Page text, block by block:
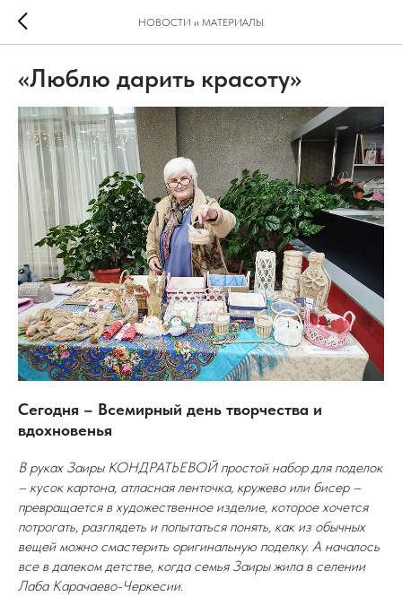
НОВОСТИ и МАТЕРИАЛЫ
«Люблю дарить красоту»
Сегодня – Всемирный день творчества и
вдохновенья
В руках Заиры КОНДРАТЬЕВОЙ простой набор для поделок
– кусок картона, атласная ленточка, кружево или бисер –
превращается в художественное изделие, которое хочется
потрогать, разглядеть и попытаться понять, как из обычных
вещей можно смастерить оригинальную поделку. А началось
все в далеком детстве, когда семья Заиры жила в селении
Лаба Карачаево-Черкесии.